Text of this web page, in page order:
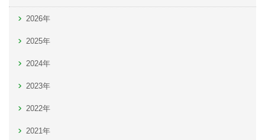
2026年
2025年
2024年
2023年
2022年
2021年